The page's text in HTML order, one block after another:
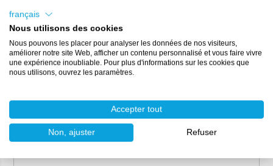
français
Nous utilisons des cookies
Nous pouvons les placer pour analyser les données de nos visiteurs,
améliorer notre site Web, afficher un contenu personnalisé et vous faire vivre
une expérience inoubliable. Pour plus d'informations sur les cookies que
nous utilisons, ouvrez les paramètres.
Accepter tout
Non, ajuster Refuser